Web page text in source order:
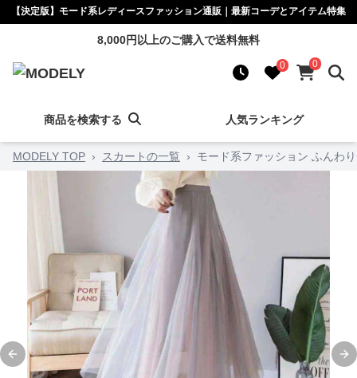
【決定版】モード系レディースファッション通販｜最新コーデとアイテム特集
8,000円以上のご購入で送料無料
0 0
商品を検索する 人気ランキング
MODELY TOP › スカートの一覧 › モード系ファッション ふんわ
Previous slide